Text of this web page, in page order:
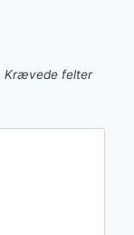
Krævede felter